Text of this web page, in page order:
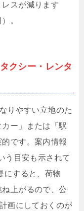
スが減ります
。
クシー・レンタ
りやすい立地のた
ー」または「駅
です。案内情報
う目安も示されて
にすると、荷物
上がるので、公
画にしておくのが